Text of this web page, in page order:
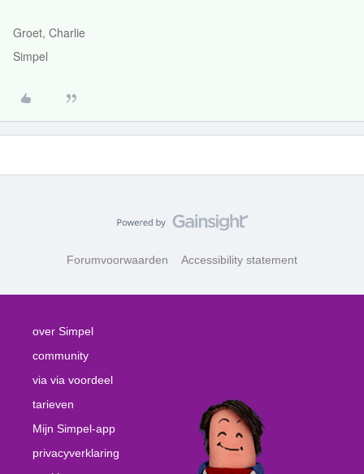
Groet, Charlie
Simpel
Forumvoorwaarden Accessibility statement
over Simpel
community
via via voordeel
tarieven
Mijn Simpel-app
privacyverklaring